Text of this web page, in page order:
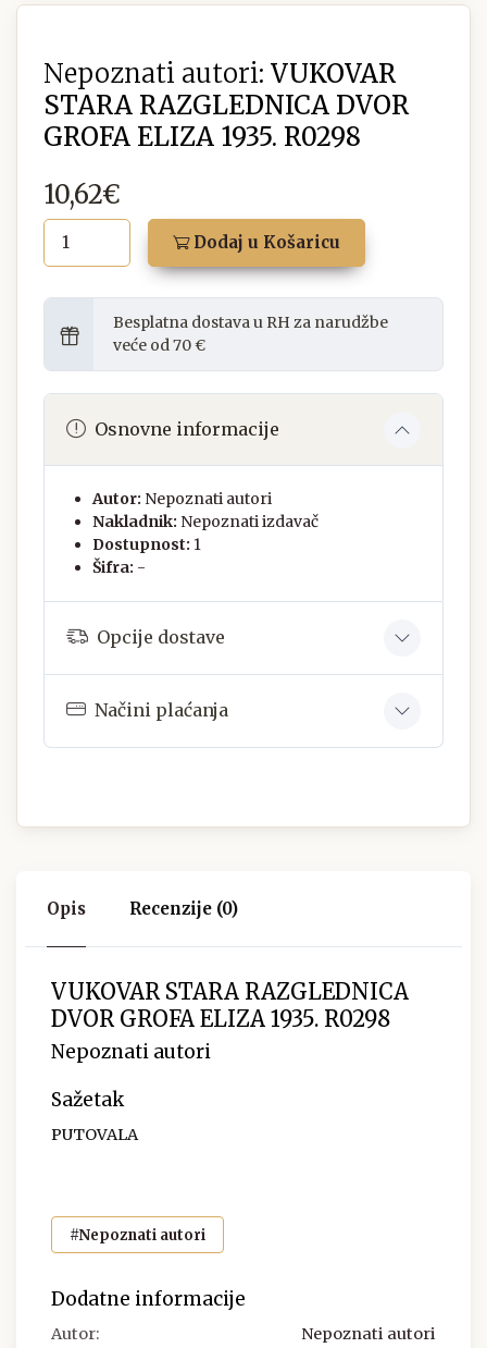
Nepoznati autori: VUKOVAR
STARA RAZGLEDNICA DVOR
GROFA ELIZA 1935. R0298
10,62€
Dodaj u Košaricu
Besplatna dostava u RH za narudžbe
veće od 70 €
Osnovne informacije
Autor: Nepoznati autori
Nakladnik: Nepoznati izdavač
Dostupnost: 1
Šifra: -
Opcije dostave
Načini plaćanja
Opis Recenzije (0)
VUKOVAR STARA RAZGLEDNICA
DVOR GROFA ELIZA 1935. R0298
Nepoznati autori
Sažetak
PUTOVALA
#Nepoznati autori
Dodatne informacije
Autor: Nepoznati autori